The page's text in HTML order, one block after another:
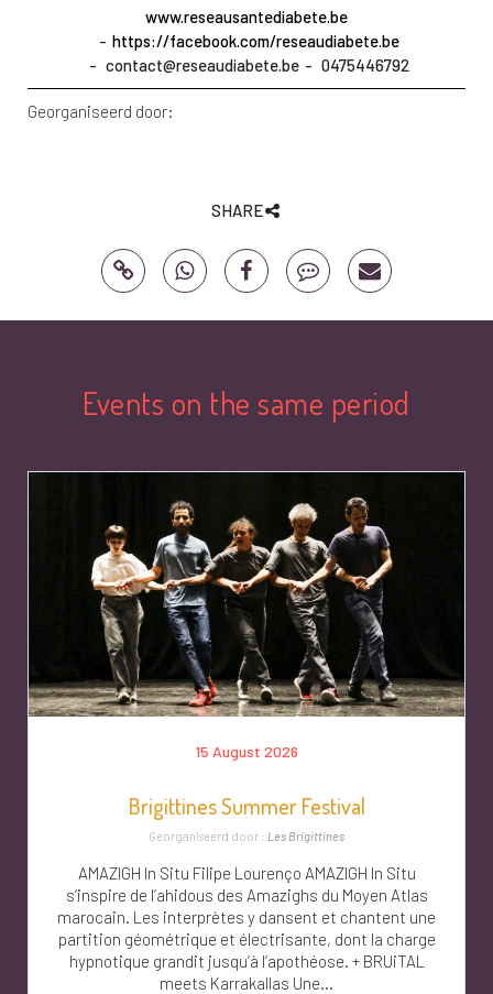
www.reseausantediabete.be
https://facebook.com/reseaudiabete.be
contact@reseaudiabete.be
0475446792
Georganiseerd door:
SHARE
Events on the same period
15 August 2026
Brigittines Summer Festival
Georganiseerd door : Les Brigittines
AMAZIGH In Situ Filipe Lourenço AMAZIGH In Situ
s’inspire de l’ahidous des Amazighs du Moyen Atlas
marocain. Les interprètes y dansent et chantent une
partition géométrique et électrisante, dont la charge
hypnotique grandit jusqu’à l’apothéose. + BRUiTAL
meets Karrakallas Une...